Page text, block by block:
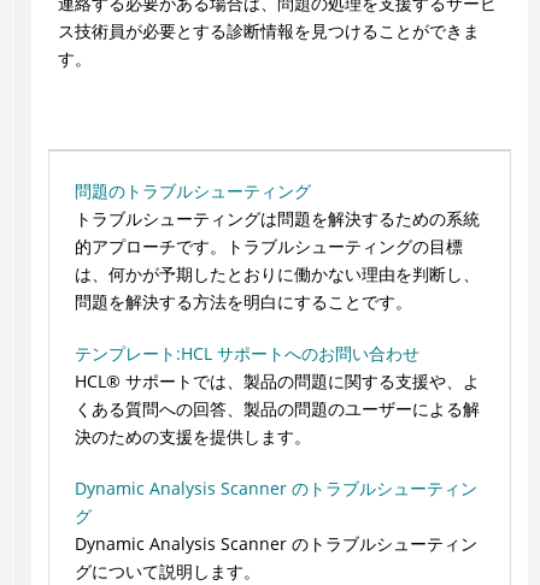
ス技術員が必要とする診断情報を見つけることができま
す。
問題のトラブルシューティング
トラブルシューティングは問題を解決するための系統
的アプローチです。トラブルシューティングの目標
は、何かが予期したとおりに働かない理由を判断し、
問題を解決する方法を明白にすることです。
テンプレート:HCL サポートへのお問い合わせ
HCL® サポートでは、製品の問題に関する支援や、よ
くある質問への回答、製品の問題のユーザーによる解
決のための支援を提供します。
Dynamic Analysis Scanner のトラブルシューティン
グ
Dynamic Analysis Scanner のトラブルシューティン
グについて説明します。